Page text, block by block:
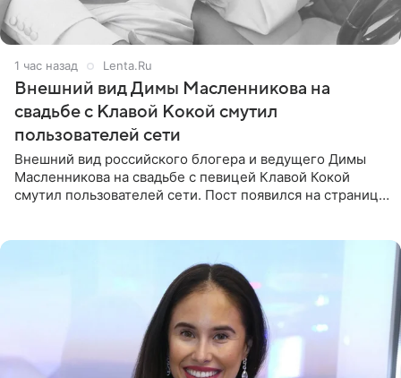
1 час назад Lenta.Ru
Внешний вид Димы Масленникова на
свадьбе с Клавой Кокой смутил
пользователей сети
Внешний вид российского блогера и ведущего Димы
Масленникова на свадьбе с певицей Клавой Кокой
смутил пользователей сети. Пост появился на странице